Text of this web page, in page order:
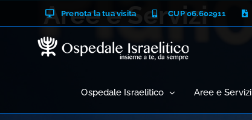
contenuto
Prenota la tua visita CUP 06.602911
Ospedale Israelitico Aree e Servizi
Aree e Servizi